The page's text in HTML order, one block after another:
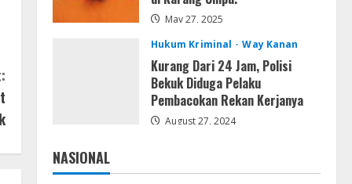
bit ISO Image .tоr𝚛еnt
May 27, 2025
Hukum Kriminal
Way Kanan
Kurang Dari 24 Jam, Polisi
Bekuk Diduga Pelaku
Pembacokan Rekan Kerjanya
August 27, 2024
NASIONAL
Jakarta